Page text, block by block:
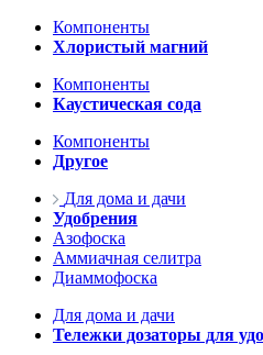
Компоненты
Хлористый магний
Компоненты
Каустическая сода
Компоненты
Другое
Для дома и дачи
Удобрения
Азофоска
Аммиачная селитра
Диаммофоска
Для дома и дачи
Тележки дозаторы для